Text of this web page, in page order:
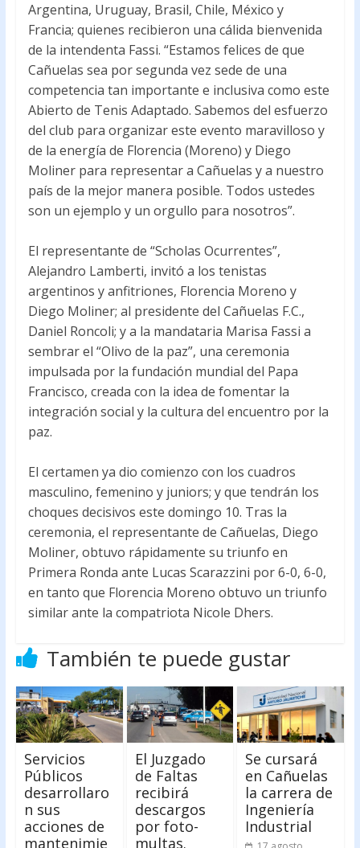
Argentina, Uruguay, Brasil, Chile, México y
Francia; quienes recibieron una cálida bienvenida
de la intendenta Fassi. “Estamos felices de que
Cañuelas sea por segunda vez sede de una
competencia tan importante e inclusiva como este
Abierto de Tenis Adaptado. Sabemos del esfuerzo
del club para organizar este evento maravilloso y
de la energía de Florencia (Moreno) y Diego
Moliner para representar a Cañuelas y a nuestro
país de la mejor manera posible. Todos ustedes
son un ejemplo y un orgullo para nosotros”.
El representante de “Scholas Ocurrentes”,
Alejandro Lamberti, invitó a los tenistas
argentinos y anfitriones, Florencia Moreno y
Diego Moliner; al presidente del Cañuelas F.C.,
Daniel Roncoli; y a la mandataria Marisa Fassi a
sembrar el “Olivo de la paz”, una ceremonia
impulsada por la fundación mundial del Papa
Francisco, creada con la idea de fomentar la
integración social y la cultura del encuentro por la
paz.
El certamen ya dio comienzo con los cuadros
masculino, femenino y juniors; y que tendrán los
choques decisivos este domingo 10. Tras la
ceremonia, el representante de Cañuelas, Diego
Moliner, obtuvo rápidamente su triunfo en
Primera Ronda ante Lucas Scarazzini por 6-0, 6-0,
en tanto que Florencia Moreno obtuvo un triunfo
similar ante la compatriota Nicole Dhers.
También te puede gustar
Servicios
Públicos
desarrollaro
n sus
acciones de
mantenimie
El Juzgado
de Faltas
recibirá
descargos
por foto-
multas.
Se cursará
en Cañuelas
la carrera de
Ingeniería
Industrial